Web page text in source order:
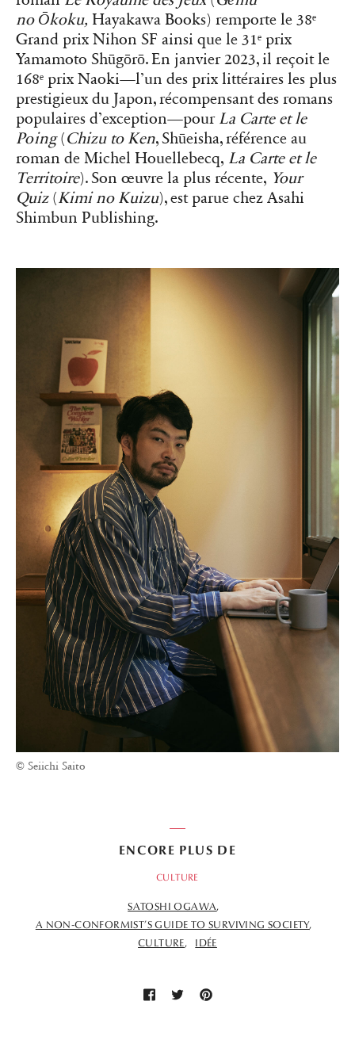
no Ōkoku, Hayakawa Books) remporte le 38ᵉ
Grand prix Nihon SF ainsi que le 31ᵉ prix
Yamamoto Shūgōrō. En janvier 2023, il reçoit le
168ᵉ prix Naoki—l’un des prix littéraires les plus
prestigieux du Japon, récompensant des romans
populaires d’exception—pour La Carte et le
Poing(Chizu to Ken, Shūeisha, référence au
roman de Michel Houellebecq, La Carte et le
Territoire). Son œuvre la plus récente, Your
Quiz (Kimi no Kuizu), est parue chez Asahi
Shimbun Publishing.
© Seiichi Saito
ENCORE PLUS DE
CULTURE
SATOSHI OGAWA
A NON-CONFORMIST’S GUIDE TO SURVIVING SOCIETY
CULTURE
IDÉE